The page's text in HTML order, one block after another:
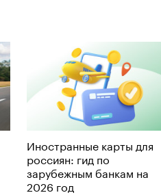
Иностранные карты для
россиян: гид по
зарубежным банкам на
2026 год